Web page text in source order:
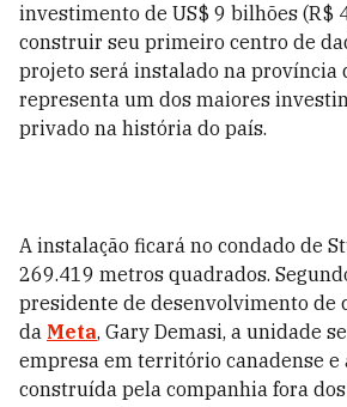
investimento de US$ 9 bilhões (R$
construir seu primeiro centro de
projeto será instalado na província
representa um dos maiores
privado na história do país.
A instalação ficará no condado de
269.419 metros quadrados.
presidente de desenvolvimento de
da Meta, Gary Demasi, a unidade
empresa em território canadense e
construída pela companhia fora